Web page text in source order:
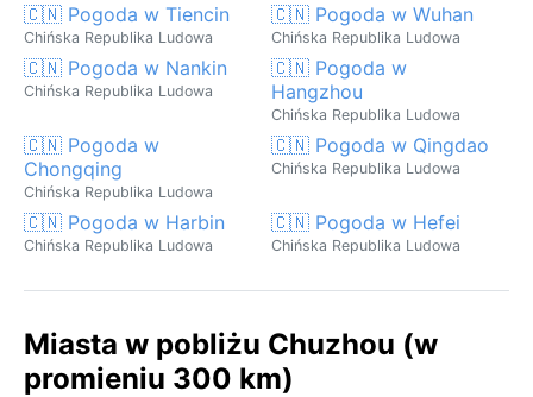
🇨🇳 Pogoda w Tiencin
Chińska Republika Ludowa
🇨🇳 Pogoda w Wuhan
Chińska Republika Ludowa
🇨🇳 Pogoda w Nankin
Chińska Republika Ludowa
🇨🇳 Pogoda w
Hangzhou
Chińska Republika Ludowa
🇨🇳 Pogoda w
Chongqing
Chińska Republika Ludowa
🇨🇳 Pogoda w Qingdao
Chińska Republika Ludowa
🇨🇳 Pogoda w Harbin
Chińska Republika Ludowa
🇨🇳 Pogoda w Hefei
Chińska Republika Ludowa
Miasta w pobliżu Chuzhou (w
promieniu 300 km)